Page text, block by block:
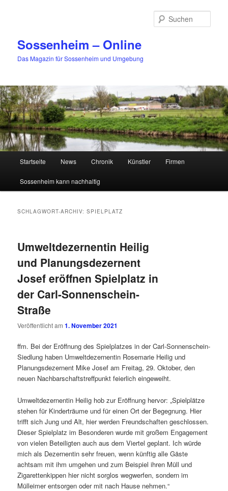
Sossenheim – Online
Das Magazin für Sossenheim und Umgebung
Startseite News Chronik Künstler Firmen
Sossenheim kann nachhaltig
SCHLAGWORT-ARCHIV:SPIELPLATZ
Umweltdezernentin Heilig
und Planungsdezernent
Josef eröffnen Spielplatz in
der Carl-Sonnenschein-
Straße
Veröffentlicht am1. November 2021
ffm. Bei der Eröffnung des Spielplatzes in der Carl-Sonnenschein-
Siedlung haben Umweltdezernentin Rosemarie Heilig und
Planungsdezernent Mike Josef am Freitag, 29. Oktober, den
neuen Nachbarschaftstreffpunkt feierlich eingeweiht.
Umweltdezernentin Heilig hob zur Eröffnung hervor: „Spielplätze
stehen für Kinderträume und für einen Ort der Begegnung. Hier
trifft sich Jung und Alt, hier werden Freundschaften geschlossen.
Dieser Spielplatz im Besonderen wurde mit großem Engagement
von vielen Beteiligten auch aus dem Viertel geplant. Ich würde
mich als Dezernentin sehr freuen, wenn künftig alle Gäste
achtsam mit ihm umgehen und zum Beispiel ihren Müll und
Zigarettenkippen hier nicht sorglos wegwerfen, sondern im
Mülleimer entsorgen oder mit nach Hause nehmen.“